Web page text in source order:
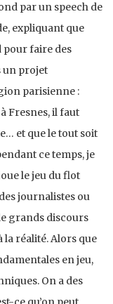
par un speech de
expliquant que
pour faire des
un projet
parisienne :
Fresnes, il faut
et que le tout soit
ce temps, je
le jeu du flot
journalistes ou
grands discours
réalité. Alors que
en jeu,
On a des